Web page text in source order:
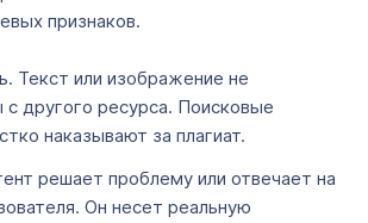
признаков.
Текст или изображение не
с другого ресурса. Поисковые
наказывают за плагиат.
решает проблему или отвечает на
Он несет реальную